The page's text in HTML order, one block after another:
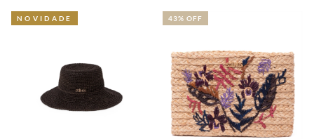
NOVIDADE 43% OFF